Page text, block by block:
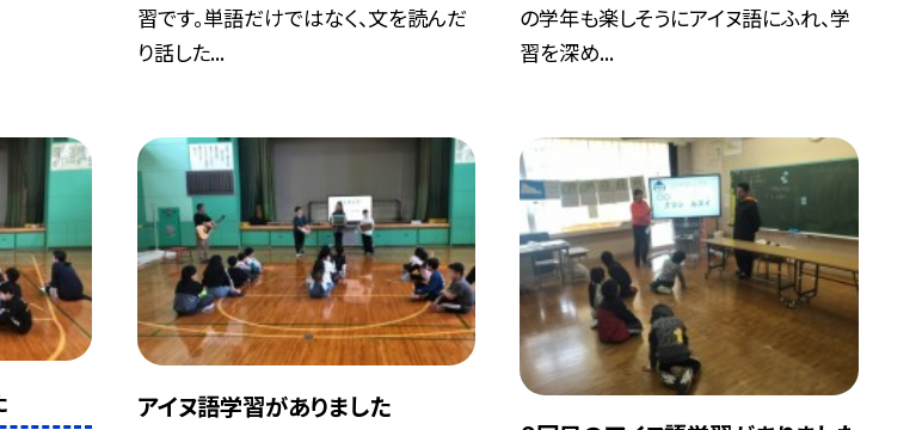
習です。単語だけではなく、文を読んだ
り話した...
の学年も楽しそうにアイヌ語にふれ、学
習を深め...
アイヌ語学習がありました